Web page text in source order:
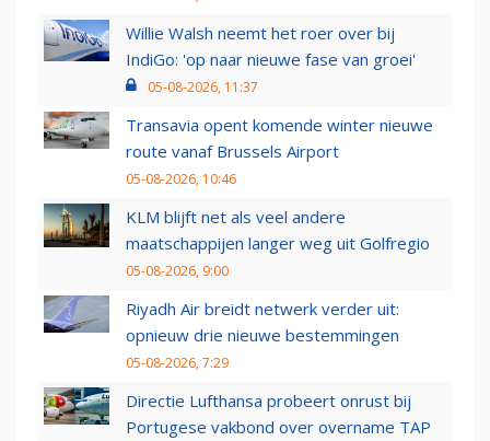
Willie Walsh neemt het roer over bij
IndiGo: 'op naar nieuwe fase van groei'
05-08-2026, 11:37
Transavia opent komende winter nieuwe
route vanaf Brussels Airport
05-08-2026, 10:46
KLM blijft net als veel andere
maatschappijen langer weg uit Golfregio
05-08-2026, 9:00
Riyadh Air breidt netwerk verder uit:
opnieuw drie nieuwe bestemmingen
05-08-2026, 7:29
Directie Lufthansa probeert onrust bij
Portugese vakbond over overname TAP